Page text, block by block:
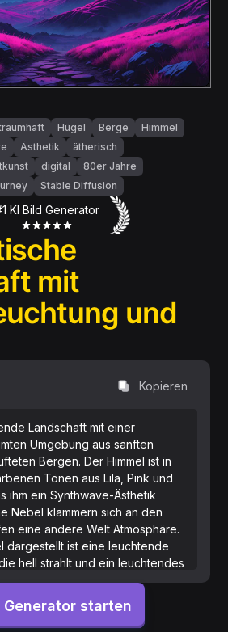
Hügel Berge
Himmel
Ästhetik
ätherisch
digital
80er Jahre
Stable Diffusion
KI Bild Generator
mit
und
Kopieren
Landschaft mit einer
Umgebung aus sanften
Bergen. Der Himmel ist in
Tönen aus Lila, Pink und
ihm ein Synthwave-Ästhetik
Nebel klammern sich an den
eine andere Welt Atmosphäre.
dargestellt ist eine leuchtende
hell strahlt und ein leuchtendes
wirft. Diese eindrucksvolle
der traumähnlichen
lebendigen, retro-
Generator starten